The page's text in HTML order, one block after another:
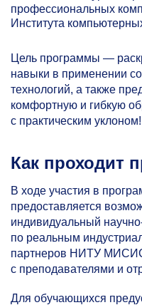
профессиональных
Института
Цель программы —
навыки в применении
технологий, а также
комфортную и гибкую
с практическим уклоном!
Как проходит
В ходе участия в
предоставляется
индивидуальный
по реальным
партнеров НИТУ
с преподавателями и
Для обучающихся